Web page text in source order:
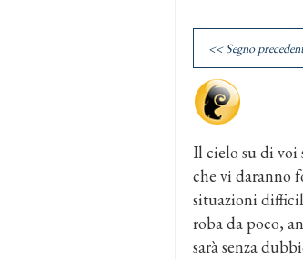
<< Segno
Il cielo su di voi
che vi daranno
situazioni
roba da poco,
sarà senza